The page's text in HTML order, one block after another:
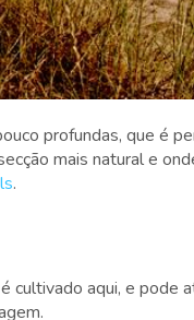
profundas, que é
mais natural e
.
cultivado aqui, e pode